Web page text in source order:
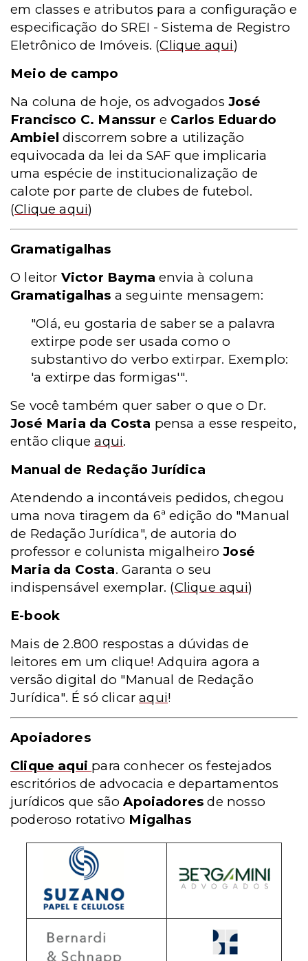
em classes e atributos para a configuração e
especificação do SREI - Sistema de Registro
Eletrônico de Imóveis. (Clique aqui)
Meio de campo
Na coluna de hoje, os advogados José
Francisco C. Manssur e Carlos Eduardo
Ambiel discorrem sobre a utilização
equivocada da lei da SAF que implicaria
uma espécie de institucionalização de
calote por parte de clubes de futebol.
(Clique aqui)
Gramatigalhas
O leitor Victor Bayma envia à coluna
Gramatigalhas a seguinte mensagem:
"Olá, eu gostaria de saber se a palavra
extirpe pode ser usada como o
substantivo do verbo extirpar. Exemplo:
'a extirpe das formigas'".
Se você também quer saber o que o Dr.
José Maria da Costa pensa a esse respeito,
então cliqueaqui.
Manual de Redação Jurídica
Atendendo a incontáveis pedidos, chegou
uma nova tiragem da 6ª edição do "Manual
de Redação Jurídica", de autoria do
professor e colunista migalheiroJosé
Maria da Costa. Garanta o seu
indispensável exemplar. (Clique aqui)
E-book
Mais de 2.800 respostas a dúvidas de
leitores em um clique! Adquira agora a
versão digital do "Manual de Redação
Jurídica". É só clicaraqui!
Apoiadores
Clique aqui para conhecer os festejados
escritórios de advocacia e departamentos
jurídicos que sãoApoiadores de nosso
poderoso rotativo Migalhas